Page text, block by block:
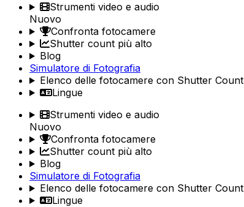
Strumenti video e audio
Nuovo
Confronta fotocamere
Shutter count più alto
Blog
Simulatore di Fotografia
Elenco delle fotocamere con Shutter Count
Lingue
Strumenti video e audio
Nuovo
Confronta fotocamere
Shutter count più alto
Blog
Simulatore di Fotografia
Elenco delle fotocamere con Shutter Count
Lingue